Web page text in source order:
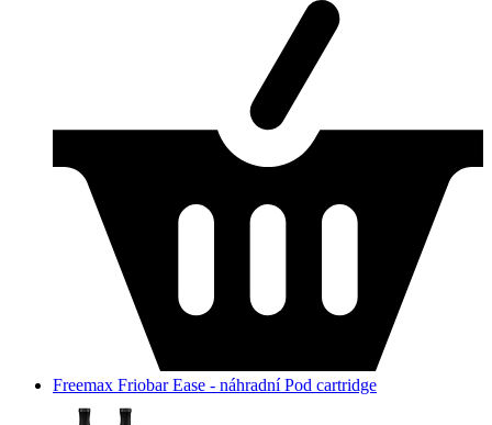
Freemax Friobar Ease - náhradní Pod cartridge